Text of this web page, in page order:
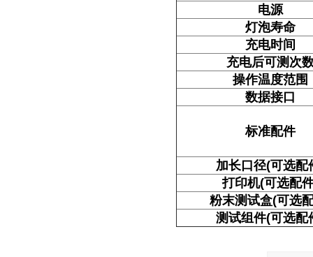
电源
灯泡寿命
充电时间
充电后可测次
操作温度范围
数据接口
标准配件
加长口径(可选配
打印机(可选配
粉末测试盒(可选
测试组件(可选配